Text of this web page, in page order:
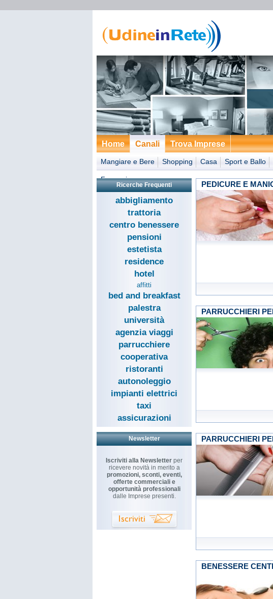
Home Canali Trova Imprese
Mangiare e Bere Shopping Casa Sport e Ballo
Formazione
Ricerche Frequenti
abbigliamento
trattoria
centro benessere
pensioni
estetista
residence
hotel
affitti
bed and breakfast
palestra
università
agenzia viaggi
parrucchiere
cooperativa
ristoranti
autonoleggio
impianti elettrici
taxi
assicurazioni
Newsletter
Iscriviti alla Newsletter per
ricevere novità in merito a
promozioni, sconti, eventi,
offerte commerciali e
opportunità professionali
dalle Imprese presenti.
PEDICURE E
PARRUCCHIERI
PARRUCCHIERI
BENESSERE